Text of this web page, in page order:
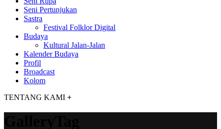
Seni Pertunjukan
Sastra
Festival Folklor Digital
Budaya
Kultural Jalan-Jalan
Kalender Budaya
Profil
Broadcast
Kolom
TENTANG KAMI +